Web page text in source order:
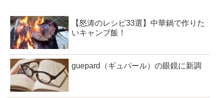
【怒涛のレシピ33選】中華鍋で作りた
いキャンプ飯！
guepard（ギュパール）の眼鏡に新調